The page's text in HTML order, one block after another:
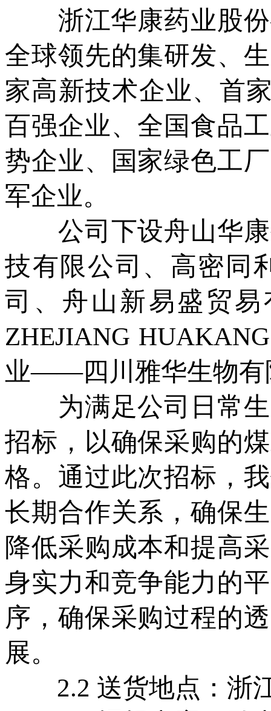
浙江华康药业股份
全球领先的集研发、
家高新技术企业、首
百强企业、全国食品
势企业、国家绿色工
军企业。
公司下设舟山华康
技有限公司、高密同
司、舟山新易盛贸
ZHEJIANG
业——四川雅华生物有
为满足公司日常生
招标，以确保采购的
格。通过此次招标，
长期合作关系，确保
降低采购成本和提高
身实力和竞争能力的
序，确保采购过程的
展。
2.2 送货地点：浙江